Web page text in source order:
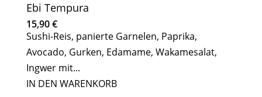
Ebi Tempura
15,90€
Sushi-Reis, panierte Garnelen, Paprika,
Avocado, Gurken, Edamame, Wakamesalat,
Ingwer mit...
IN DEN WARENKORB